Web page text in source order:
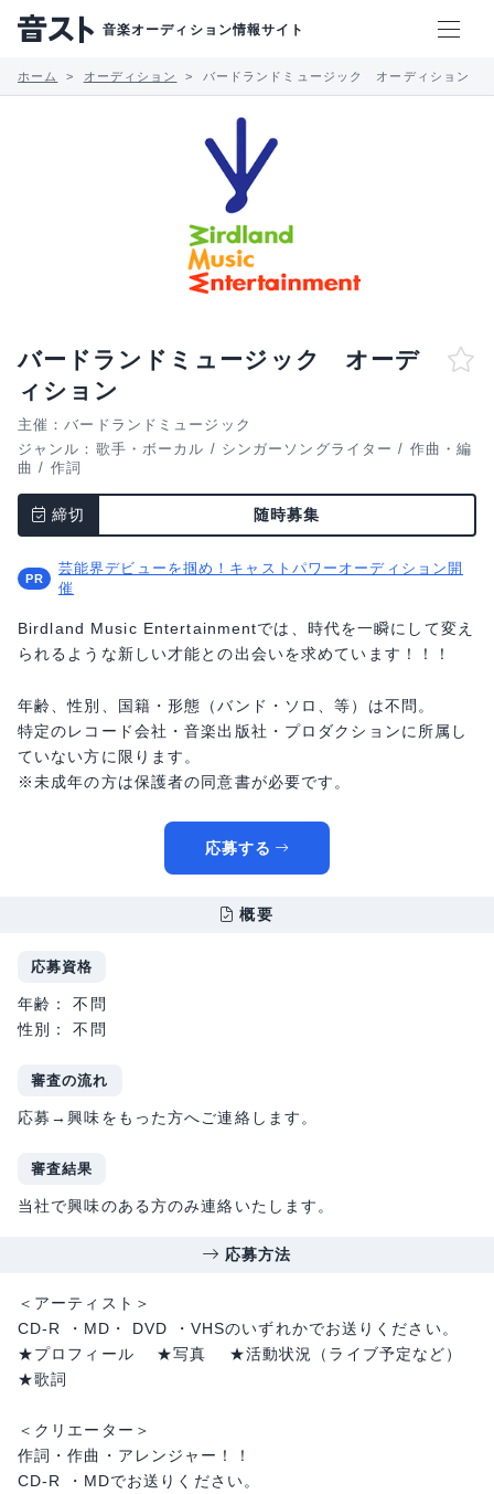
音楽オーディション情報サイト
ホーム オーディション バードランドミュージック オーディション
バードランドミュージック オーデ
ィション
主催：バードランドミュージック
ジャンル： 歌手・ボーカル / シンガーソングライター / 作曲・編
曲 / 作詞
締切 随時募集
芸能界デビューを掴め！キャストパワーオーディション開
催
Birdland Music Entertainmentでは、時代を一瞬にして変え
られるような新しい才能との出会いを求めています！！！
年齢、性別、国籍・形態（バンド・ソロ、等）は不問。
特定のレコード会社・音楽出版社・プロダクションに所属し
ていない方に限ります。
※未成年の方は保護者の同意書が必要です。
応募する
概要
応募資格
年齢： 不問
性別： 不問
審査の流れ
応募→興味をもった方へご連絡します。
審査結果
当社で興味のある方のみ連絡いたします。
応募方法
＜アーティスト＞
CD-R ・MD・ DVD ・VHSのいずれかでお送りください。
★プロフィール ★写真 ★活動状況（ライブ予定など）
★歌詞
＜クリエーター＞
作詞・作曲・アレンジャー！！
CD-R ・MDでお送りください。